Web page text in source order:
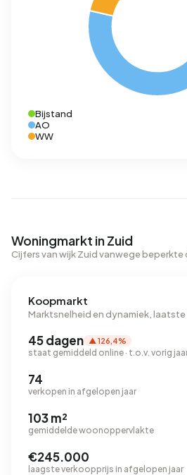
Bijstand
AO
WW
Woningmarkt in Zuid
Cijfers van wijk Zuid vanwege beperkte
Koopmarkt
Marktsnelheid en dynamiek, laatste
45 dagen ▲ 126,4%
staat gemiddeld online · t.o.v. vorig
74
verkopen in afgelopen jaar
103 m²
gemiddelde woonoppervlakte
€245.000
laagste verkoopprijs in afgelopen jaar